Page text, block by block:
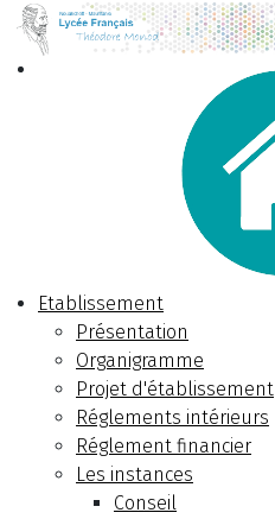
Etablissement
Présentation
Organigramme
Projet d'établissement
Réglements intérieurs
Réglement financier
Les instances
Conseil